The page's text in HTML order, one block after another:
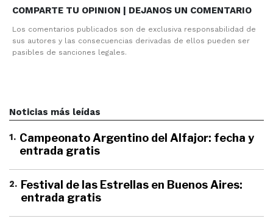
COMPARTE TU OPINION | DEJANOS UN COMENTARIO
Los comentarios publicados son de exclusiva responsabilidad de
sus autores y las consecuencias derivadas de ellos pueden ser
pasibles de sanciones legales.
Noticias más leídas
1. Campeonato Argentino del Alfajor: fecha y
entrada gratis
2. Festival de las Estrellas en Buenos Aires:
entrada gratis